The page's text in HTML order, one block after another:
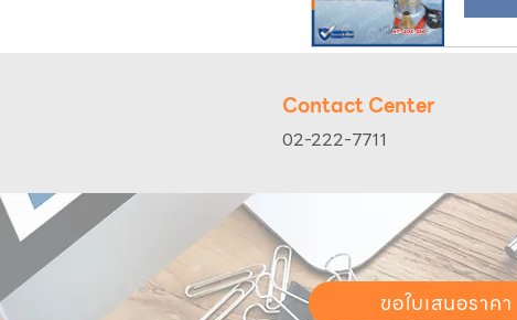
ความคิดเห็น
Contact Center
02-222-7711
ขอใบเสนอราคา